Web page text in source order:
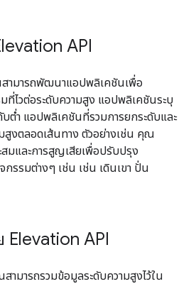
API
ามารถพัฒนาแอปพลิเคชันเพื่อ
ไวต่อระดับความสูง แอปพลิเคชันระบุ
บต่ำ แอปพลิเคชันที่รวมการยกระดับและ
สูงตลอดเส้นทาง ตัวอย่างเช่น คุณ
มและการสูญเสียเพื่อปรับปรุง
รรมต่างๆ เช่น เช่น เดินเขา ปั่น
API
ามารถรวมข้อมูลระดับความสูงไว้ใน